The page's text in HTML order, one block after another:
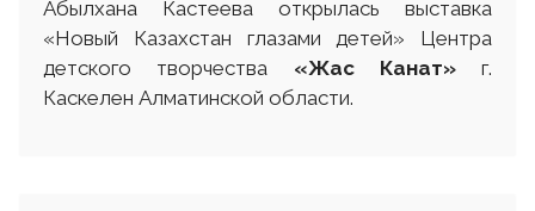
Абылхана Кастеева открылась выставка
«Новый Казахстан глазами детей» Центра
детского творчества «Жас Канат»г.
Каскелен Алматинской области.